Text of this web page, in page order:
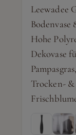
Leewadee
Bodenvase
Hohe
Dekovase
Pampasgras,
Trocken- &